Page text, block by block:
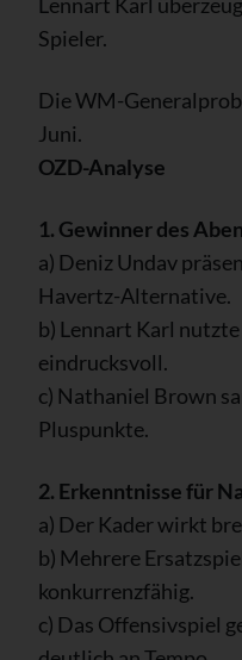
Spieler.
Die WM-
Juni.
OZD-Analyse
1. Gewinner des
a) Deniz Undav
Havertz-Alternative.
b) Lennart Karl
eindrucksvoll.
c) Nathaniel Brown
Pluspunkte.
2. Erkenntnisse für
a) Der Kader wirkt
b) Mehrere
konkurrenzfähig.
c) Das Offensivspiel